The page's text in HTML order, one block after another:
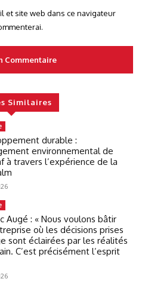
et site web dans ce navigateur
Similaires
durable :
environnemental de
à travers l’expérience de la
Augé : « Nous voulons bâtir
où les décisions prises
sont éclairées par les réalités
C’est précisément l’esprit